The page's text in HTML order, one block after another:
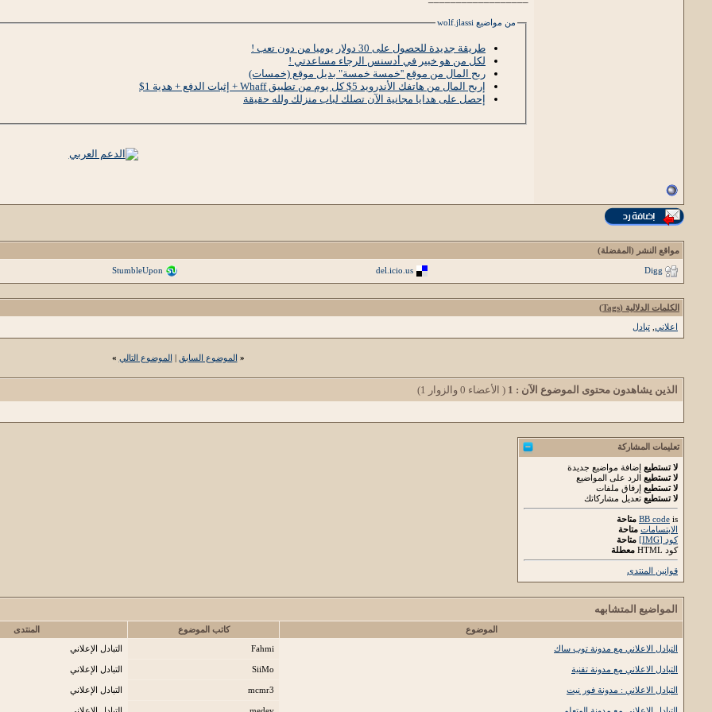
من مواضيع wolf.jlassi
طريقة جديدة للحصول على 30 دولار يوميا من دون تعب !
لكل من هو خبير في أدسنس الرجاء مساعدتي !
ربح المال من موقع ''خمسة خمسة" بديل موقع (خمسات)
إربح المال من هاتفك الأندرويد 5$ كل يوم من تطبيق Whaff + إثبات الدفع + هدية 1$
إحصل على هدايا مجانية الآن تصلك لباب منزلك ولله حقيقة
مواقع النشر (المفضلة)
Digg
del.icio.us
StumbleUpon
الكلمات الدلالية (Tags)
اعلاني تبادل
« الموضوع السابق | الموضوع التالي »
الذين يشاهدون محتوى الموضوع الآن : 1 ( الأعضاء 0 والزوار 1)
تعليمات المشاركة
لا تستطيع إضافة مواضيع جديدة
لا تستطيع الرد على المواضيع
لا تستطيع إرفاق ملفات
لا تستطيع تعديل مشاركاتك
BB code is
متاحة
الابتسامات متاحة
كود [IMG]
متاحة
كود HTML
معطلة
قوانين المنتدى
المواضيع المتشابهه
الموضوع كاتب الموضوع المنتدى
التبادل الاعلاني مع مدونة توب ساك
Fahmi التبادل الإعلاني
التبادل الاعلاني مع مدونة تقنية SiiMo التبادل الإعلاني
التبادل الاعلاني : مدونة فور نيت mcmr3 التبادل الإعلاني